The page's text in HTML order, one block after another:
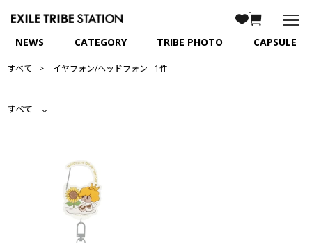
NEWS CATEGORY TRIBE PHOTO CAPSULE
すべて イヤフォン/ヘッドフォン 1件
すべて